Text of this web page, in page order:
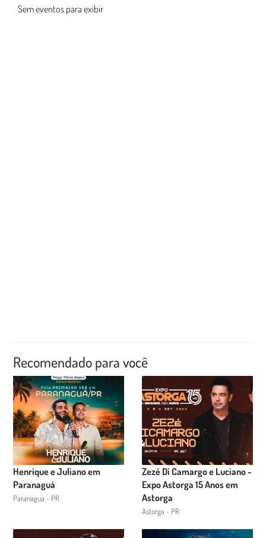
Sem eventos para exibir
Recomendado para você
Henrique e Juliano em
Paranaguá
Paranagua - PR
Zezé Di Camargo e Luciano -
Expo Astorga 15 Anos em
Astorga
Astorga - PR